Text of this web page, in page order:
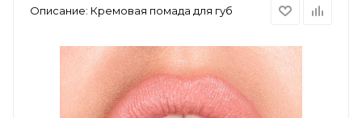
Описание: Кремовая помада для губ